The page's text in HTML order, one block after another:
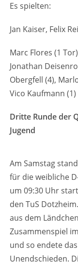
Es spielten:
Jan Kaiser, Felix
Marc Flores (1
Jonathan
Obergfell (4),
Vico Kaufmann (1)
Dritte Runde der
Jugend
Am Samstag
für die weibliche
um 09:30 Uhr
den TuS
aus dem
Zusammenspiel
und so endete
Unendschieden.